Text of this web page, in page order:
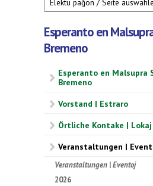
Esperanto en
Bremeno
Esperanto en Malsupra
Bremeno
Vorstand | Estraro
Örtliche Kontake |
Veranstaltungen |
Veranstaltungen | Eventoj
2026